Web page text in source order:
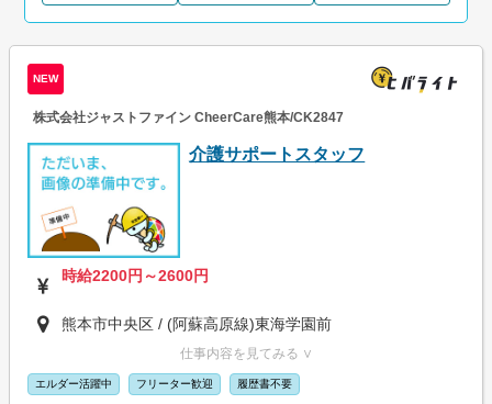
NEW
株式会社ジャストファイン CheerCare熊本/CK2847
介護サポートスタッフ
時給2200円～2600円
熊本市中央区 / (阿蘇高原線)東海学園前
仕事内容を見てみる ∨
エルダー活躍中 フリーター歓迎 履歴書不要